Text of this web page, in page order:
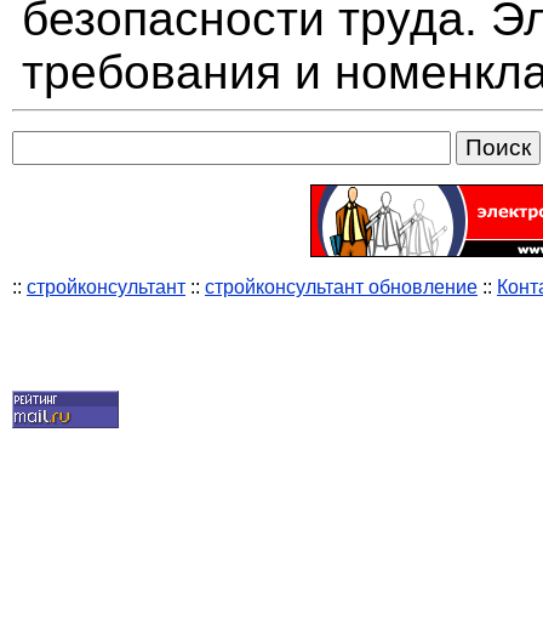
безопасности труда.
требования и
:: стройконсультант :: стройконсультант обновление ::